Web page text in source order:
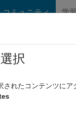
コミュニティ 学
MATLAB に関する FAQ
after the
択
されたコンテンツに